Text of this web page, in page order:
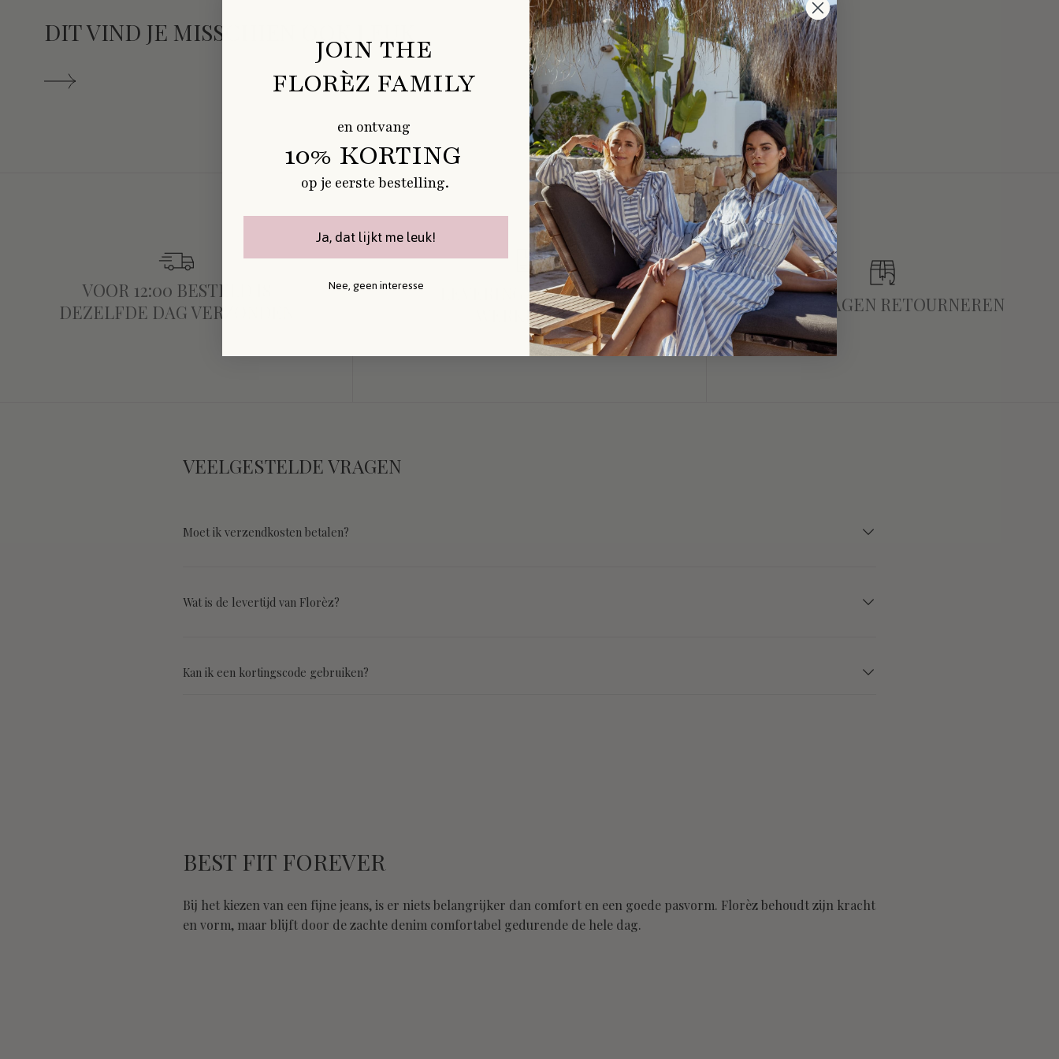
DIT VIND JE MISSCHIEN OOK LEUK
VOOR 12:00 BESTELD IS
DEZELFDE DAG VERZONDEN
LEVERING BINNEN 1-2
WERKDAGEN
TOT 14 DAGEN RETOURNEREN
VEELGESTELDE VRAGEN
Moet ik verzendkosten betalen?
Wat is de levertijd van Florèz?
Kan ik een kortingscode gebruiken?
BEST FIT FOREVER
Bij het kiezen van een fijne jeans, is er niets belangrijker dan comfort en een goede pasvorm. Florèz behoudt zijn kracht
en vorm, maar blijft door de zachte denim comfortabel gedurende de hele dag.
JOIN THE
FLORÈZ FAMILY
en ontvang
10% KORTING
op je eerste bestelling.
Ja, dat lijkt me leuk!
Nee, geen interesse